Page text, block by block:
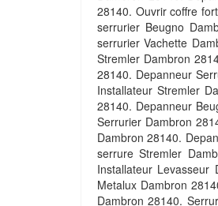
28140. Ouvrir coffre
serrurier Beugno
serrurier Vachette
Stremler Dambron
28140. Depanneur
Installateur Stremler
28140. Depanneur
Serrurier Dambron
Dambron 28140.
serrure Stremler
Installateur Levasseur
Metalux Dambron
Dambron 28140.